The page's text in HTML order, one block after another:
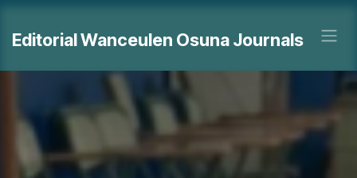
Ir al contenido
Editorial Wanceulen Osuna Journals